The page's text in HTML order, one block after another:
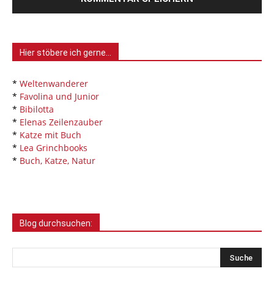
Hier stöbere ich gerne…
* Weltenwanderer
* Favolina und Junior
* Bibilotta
* Elenas Zeilenzauber
* Katze mit Buch
* Lea Grinchbooks
* Buch, Katze, Natur
Blog durchsuchen: